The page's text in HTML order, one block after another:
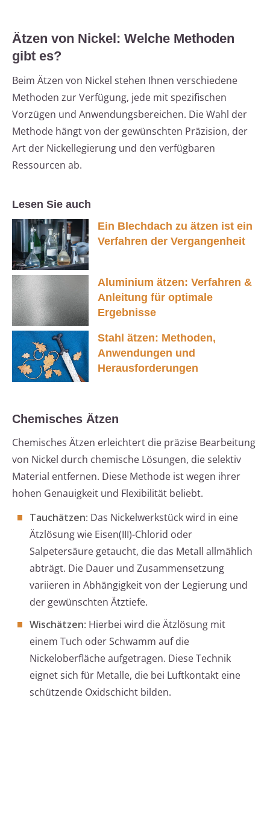
Ätzen von Nickel: Welche Methoden
gibt es?
Beim Ätzen von Nickel stehen Ihnen verschiedene
Methoden zur Verfügung, jede mit spezifischen
Vorzügen und Anwendungsbereichen. Die Wahl der
Methode hängt von der gewünschten Präzision, der
Art der Nickellegierung und den verfügbaren
Ressourcen ab.
Lesen Sie auch
Ein Blechdach zu ätzen ist ein
Verfahren der Vergangenheit
Aluminium ätzen: Verfahren &
Anleitung für optimale
Ergebnisse
Stahl ätzen: Methoden,
Anwendungen und
Herausforderungen
Chemisches Ätzen
Chemisches Ätzen erleichtert die präzise Bearbeitung
von Nickel durch chemische Lösungen, die selektiv
Material entfernen. Diese Methode ist wegen ihrer
hohen Genauigkeit und Flexibilität beliebt.
Tauchätzen: Das Nickelwerkstück wird in eine
Ätzlösung wie Eisen(III)-Chlorid oder
Salpetersäure getaucht, die das Metall allmählich
abträgt. Die Dauer und Zusammensetzung
variieren in Abhängigkeit von der Legierung und
der gewünschten Ätztiefe.
Wischätzen: Hierbei wird die Ätzlösung mit
einem Tuch oder Schwamm auf die
Nickeloberfläche aufgetragen. Diese Technik
eignet sich für Metalle, die bei Luftkontakt eine
schützende Oxidschicht bilden.